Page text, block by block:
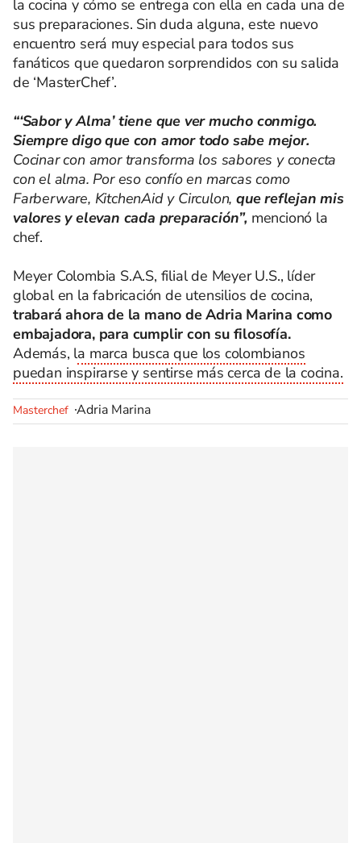
la cocina y cómo se entrega con ella en cada una de
sus preparaciones. Sin duda alguna, este nuevo
encuentro será muy especial para todos sus
fanáticos que quedaron sorprendidos con su salida
de ‘MasterChef’.
“‘Sabor y Alma’ tiene que ver mucho conmigo.
Siempre digo que con amor todo sabe mejor.
Cocinar con amor transforma los sabores y conecta
con el alma. Por eso confío en marcas como
Farberware, KitchenAid y Circulon,que reflejan mis
valores y elevan cada preparación”, mencionó la
chef.
Meyer Colombia S.A.S, filial de Meyer U.S., líder
global en la fabricación de utensilios de cocina,
trabará ahora de la mano de Adria Marina como
embajadora, para cumplir con su filosofía.
Además, la marca busca que los colombianos
puedan inspirarse y sentirse más cerca de la cocina.
Masterchef Adria Marina